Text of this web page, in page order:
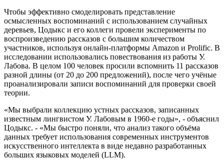
Чтобы эффективно смоделировать представление
осмысленных воспоминаний с использованием случайных
деревьев, Цодыкс и его коллеги провели эксперименты по
воспроизведению рассказов с большим количеством
участников, используя онлайн‑платформы Amazon и Prolific. В
исследовании использовались повествования из работы У.
Лабова. В целом 100 человек просили вспомнить 11 рассказов
разной длины (от 20 до 200 предложений), после чего учёные
проанализировали записи воспоминаний для проверки своей
теории.
«Мы выбрали коллекцию устных рассказов, записанных
известным лингвистом У. Лабовым в 1960‑е годы», - объяснил
Цодыкс. - «Мы быстро поняли, что анализ такого объёма
данных требует использования современных инструментов
искусственного интеллекта в виде недавно разработанных
больших языковых моделей (LLM).